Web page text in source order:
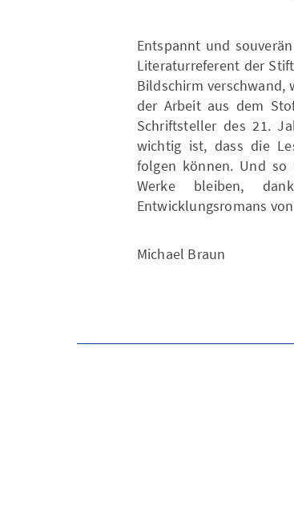
Entspannt und
Literaturreferent der
Bildschirm verschwand,
der Arbeit aus dem
Schriftsteller des 21.
wichtig ist, dass die
folgen können. Und so
Werke bleiben,
Entwicklungsromans
Michael Braun